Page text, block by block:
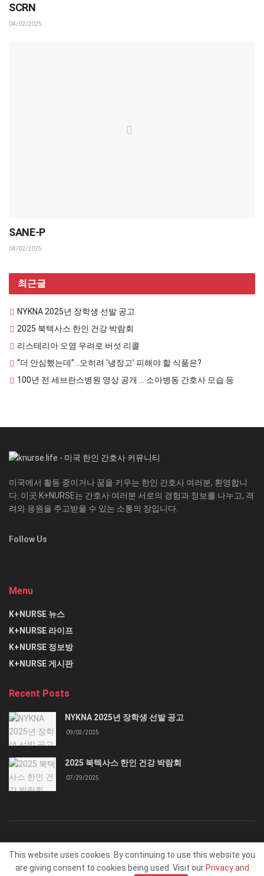
SCRN
04/02/2025
SANE-P
04/02/2025
최근글
NYKNA 2025년 장학생 선발 공고
2025 북텍사스 한인 건강 박람회
리스테리아 오염 우려로 버섯 리콜
“더 안심했는데”…오히려 ‘냉장고’ 피해야 할 식품은?
100년 전 세브란스병원 영상 공개 … 소아병동 간호사 모습 등
미국에서 활동 중이거나 꿈을 키우는 한인 간호사 여러분, 환영합니
다. 이곳 K+NURSE는 간호사 여러분 서로의 경험과 정보를 나누고, 격
려와 응원을 주고받을 수 있는 소통의 장입니다.
Follow Us
Menu
K+NURSE 뉴스
K+NURSE 라이프
K+NURSE 정보방
K+NURSE 게시판
Recent Posts
NYKNA 2025년 장학생 선발 공고
09/03/2025
2025 북텍사스 한인 건강 박람회
07/29/2025
© 2024 K+NURSE. All Rights Reserved.
This website uses cookies. By continuing to use this website you
are giving consent to cookies being used. Visit our Privacy and